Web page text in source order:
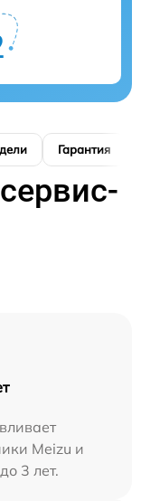
Гарантия
Meizu и
3 лет.